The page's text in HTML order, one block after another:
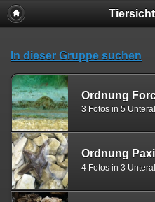
In dieser Gruppe suchen
3 Fotos in 5
Ordnung
4 Fotos in 3